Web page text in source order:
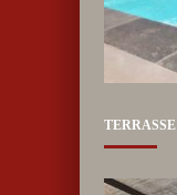
TERRASSE